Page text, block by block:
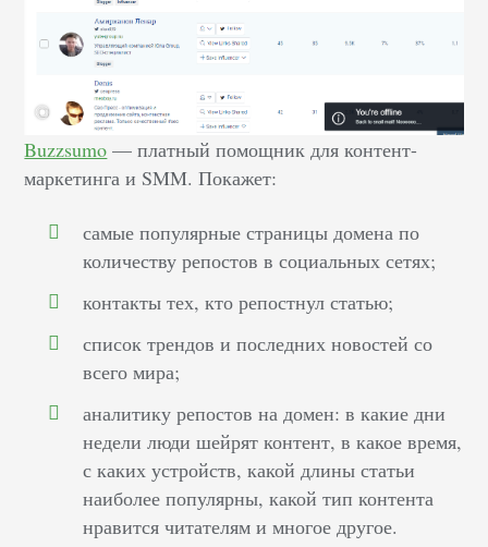
Buzzsumo — платный помощник для контент-
маркетинга и SMM. Покажет:
самые популярные страницы домена по
количеству репостов в социальных сетях;
контакты тех, кто репостнул статью;
список трендов и последних новостей со
всего мира;
аналитику репостов на домен: в какие дни
недели люди шейрят контент, в какое время,
с каких устройств, какой длины статьи
наиболее популярны, какой тип контента
нравится читателям и многое другое.